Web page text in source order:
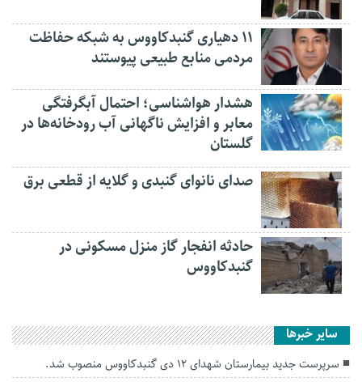
۱۱ دهیاری گنبدکاووس به شبکه حفاظت
مردمی منابع طبیعی پیوستند
هشدار هواشناسی؛ احتمال آبگرفتگی
معابر و افزایش ناگهانی آب رودخانه‌ها در
گلستان
صدای نانوای گنبدی و گلایه از قطعی برق
حادثه انفجار گاز منزل مسکونی در
گنبدکاووس
سایر خبرها
سرپرست جدید بیمارستان شهدای ۱۲ دی گنبدکاووس‌ منصوب شد.